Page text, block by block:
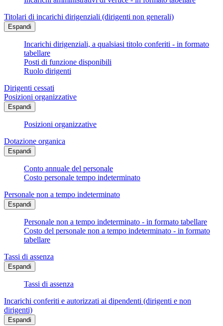
Titolari di incarichi dirigenziali (dirigenti non generali)
Espandi
Incarichi dirigenziali, a qualsiasi titolo conferiti - in formato
tabellare
Posti di funzione disponibili
Ruolo dirigenti
Dirigenti cessati
Posizioni organizzative
Espandi
Posizioni organizzative
Dotazione organica
Espandi
Conto annuale del personale
Costo personale tempo indeterminato
Personale non a tempo indeterminato
Espandi
Personale non a tempo indeterminato - in formato tabellare
Costo del personale non a tempo indeterminato - in formato
tabellare
Tassi di assenza
Espandi
Tassi di assenza
Incarichi conferiti e autorizzati ai dipendenti (dirigenti e non
dirigenti)
Espandi